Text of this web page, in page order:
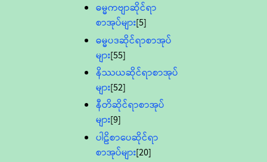
ဓမ္မကဗျာဆိုင်ရာ
စာအုပ်များ[5]
ဓမ္မပဒဆိုင်ရာစာအုပ်
များ[55]
နိဿယဆိုင်ရာစာအုပ်
များ[52]
နီတိဆိုင်ရာစာအုပ်
များ[9]
ပါဠိစာပေဆိုင်ရာ
စာအုပ်များ[20]